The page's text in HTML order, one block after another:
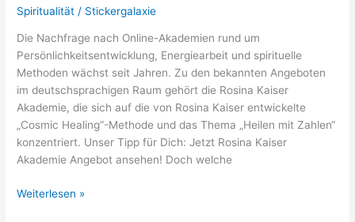
Spiritualität / Stickergalaxie
Die Nachfrage nach Online-Akademien rund um
Persönlichkeitsentwicklung, Energiearbeit und spirituelle
Methoden wächst seit Jahren. Zu den bekannten Angeboten
im deutschsprachigen Raum gehört die Rosina Kaiser
Akademie, die sich auf die von Rosina Kaiser entwickelte
„Cosmic Healing“-Methode und das Thema „Heilen mit Zahlen“
konzentriert. Unser Tipp für Dich: Jetzt Rosina Kaiser
Akademie Angebot ansehen! Doch welche
Rosina
Weiterlesen »